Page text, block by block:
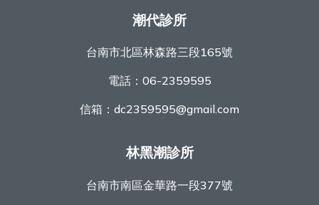
潮代診所
台南市北區林森路三段165號
電話： 06-2359595
信箱： dc2359595@gmail.com
林黑潮診所
台南市南區金華路一段377號